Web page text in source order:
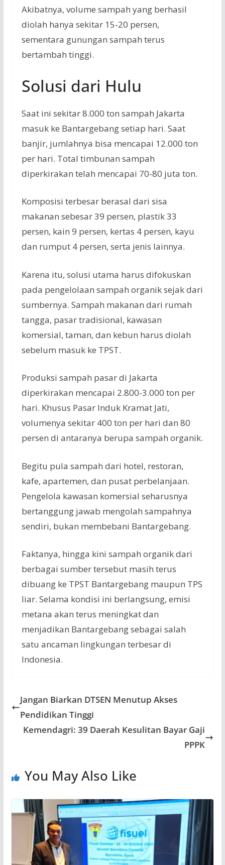
Akibatnya, volume sampah yang berhasil
diolah hanya sekitar 15-20 persen,
sementara gunungan sampah terus
bertambah tinggi.
Solusi dari Hulu
Saat ini sekitar 8.000 ton sampah Jakarta
masuk ke Bantargebang setiap hari. Saat
banjir, jumlahnya bisa mencapai 12.000 ton
per hari. Total timbunan sampah
diperkirakan telah mencapai 70-80 juta ton.
Komposisi terbesar berasal dari sisa
makanan sebesar 39 persen, plastik 33
persen, kain 9 persen, kertas 4 persen, kayu
dan rumput 4 persen, serta jenis lainnya.
Karena itu, solusi utama harus difokuskan
pada pengelolaan sampah organik sejak dari
sumbernya. Sampah makanan dari rumah
tangga, pasar tradisional, kawasan
komersial, taman, dan kebun harus diolah
sebelum masuk ke TPST.
Produksi sampah pasar di Jakarta
diperkirakan mencapai 2.800-3.000 ton per
hari. Khusus Pasar Induk Kramat Jati,
volumenya sekitar 400 ton per hari dan 80
persen di antaranya berupa sampah organik.
Begitu pula sampah dari hotel, restoran,
kafe, apartemen, dan pusat perbelanjaan.
Pengelola kawasan komersial seharusnya
bertanggung jawab mengolah sampahnya
sendiri, bukan membebani Bantargebang.
Faktanya, hingga kini sampah organik dari
berbagai sumber tersebut masih terus
dibuang ke TPST Bantargebang maupun TPS
liar. Selama kondisi ini berlangsung, emisi
metana akan terus meningkat dan
menjadikan Bantargebang sebagai salah
satu ancaman lingkungan terbesar di
Indonesia.
Jangan Biarkan DTSEN Menutup Akses
Pendidikan Tinggi
Kemendagri: 39 Daerah Kesulitan Bayar Gaji
PPPK
You May Also Like